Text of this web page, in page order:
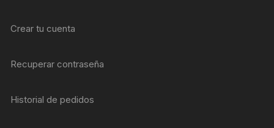
Crear tu cuenta
Recuperar contraseña
Historial de pedidos